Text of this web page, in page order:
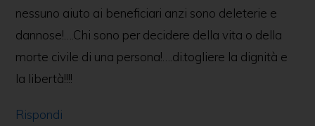
nessuno aiuto ai beneficiari anzi sono deleterie e
dannose!….Chi sono per decidere della vita o della
morte civile di una persona!….di.togliere la dignità e
la libertà!!!!
Rispondi